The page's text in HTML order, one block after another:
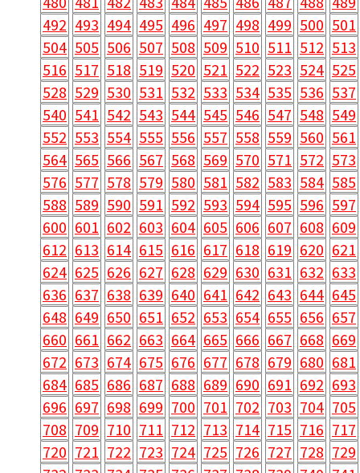
492 493 494 495 496 497 498 499 500 501
504 505 506 507 508 509 510 511 512 513
516 517 518 519 520 521 522 523 524 525
528 529 530 531 532 533 534 535 536 537
540 541 542 543 544 545 546 547 548 549
552 553 554 555 556 557 558 559 560 561
564 565 566 567 568 569 570 571 572 573
576 577 578 579 580 581 582 583 584 585
588 589 590 591 592 593 594 595 596 597
600 601 602 603 604 605 606 607 608 609
612 613 614 615 616 617 618 619 620 621
624 625 626 627 628 629 630 631 632 633
636 637 638 639 640 641 642 643 644 645
648 649 650 651 652 653 654 655 656 657
660 661 662 663 664 665 666 667 668 669
672 673 674 675 676 677 678 679 680 681
684 685 686 687 688 689 690 691 692 693
696 697 698 699 700 701 702 703 704 705
708 709 710 711 712 713 714 715 716 717
720 721 722 723 724 725 726 727 728 729